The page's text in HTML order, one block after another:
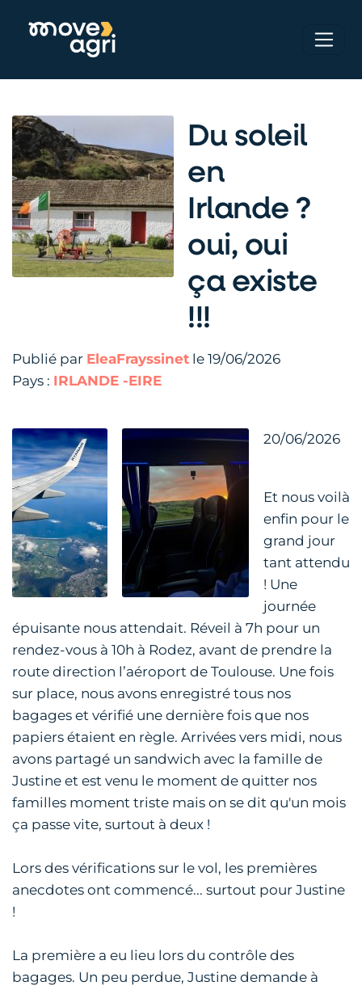
Du soleil
en
Irlande ?
oui, oui
ça existe
!!!
Publié par EleaFrayssinet le 19/06/2026
Pays : IRLANDE -EIRE
20/06/2026
Et nous voilà
enfin pour le
grand jour
tant attendu
! Une
journée
épuisante nous attendait. Réveil à 7h pour un
rendez-vous à 10h à Rodez, avant de prendre la
route direction l’aéroport de Toulouse. Une fois
sur place, nous avons enregistré tous nos
bagages et vérifié une dernière fois que nos
papiers étaient en règle. Arrivées vers midi, nous
avons partagé un sandwich avec la famille de
Justine et est venu le moment de quitter nos
familles moment triste mais on se dit qu'un mois
ça passe vite, surtout à deux !
Lors des vérifications sur le vol, les premières
anecdotes ont commencé... surtout pour Justine
!
La première a eu lieu lors du contrôle des
bagages. Un peu perdue, Justine demande à